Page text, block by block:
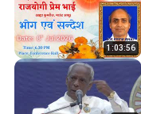
1:03:56